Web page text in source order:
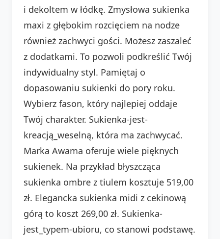
i dekoltem w łódkę. Zmysłowa sukienka
maxi z głębokim rozcięciem na nodze
również zachwyci gości. Możesz zaszaleć
z dodatkami. To pozwoli podkreślić Twój
indywidualny styl. Pamiętaj o
dopasowaniu sukienki do pory roku.
Wybierz fason, który najlepiej oddaje
Twój charakter. Sukienka-jest-
kreacją_weselną, która ma zachwycać.
Marka Awama oferuje wiele pięknych
sukienek. Na przykład błyszcząca
sukienka ombre z tiulem kosztuje 519,00
zł. Elegancka sukienka midi z cekinową
górą to koszt 269,00 zł. Sukienka-
jest_typem-ubioru, co stanowi podstawę.